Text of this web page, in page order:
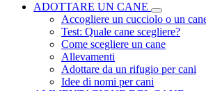
ADOTTARE UN CANE
Accogliere un cucciolo o un
Test: Quale cane scegliere?
Come scegliere un cane
Allevamenti
Adottare da un rifugio per cani
Idee di nomi per cani